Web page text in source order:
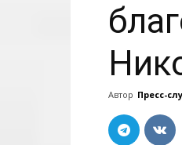
Автор Пресс-